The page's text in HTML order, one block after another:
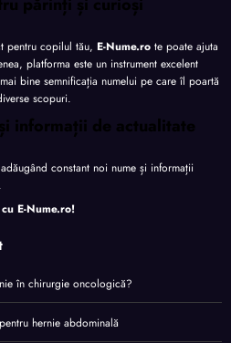
pentru copilul tău, E-Nume.ro te poate ajuta
platforma este un instrument excelent
bine semnificația numelui pe care îl poartă
scopuri.
informații de actualitate
constant noi nume și informații
E-Nume.ro!
în chirurgie oncologică?
hernie abdominală